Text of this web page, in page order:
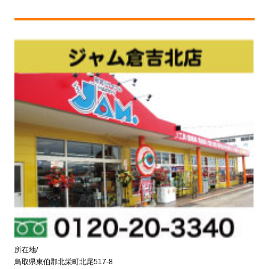
所在地/
鳥取県東伯郡北栄町北尾517-8